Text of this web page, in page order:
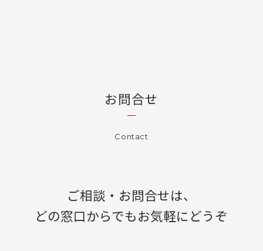
お問合せ
Contact
ご相談・お問合せは、
どの窓口からでもお気軽にどうぞ